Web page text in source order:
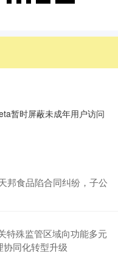
暂时屏蔽未成年用户访问
邦食品陷合同纠纷，子公
特殊监管区域向功能多元
同化转型升级